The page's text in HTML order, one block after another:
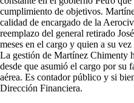
cumplimiento de objetivos.
calidad de encargado de la
reemplazo del general retirado
meses en el cargo y quien a su
La gestión de Martínez Chimenty
desde que asumió el cargo por su
aérea. Es contador público y si
Dirección Financiera.